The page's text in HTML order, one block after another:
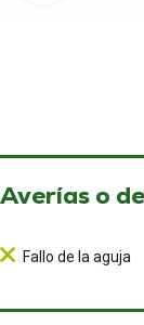
Averías o
Fallo de la aguja